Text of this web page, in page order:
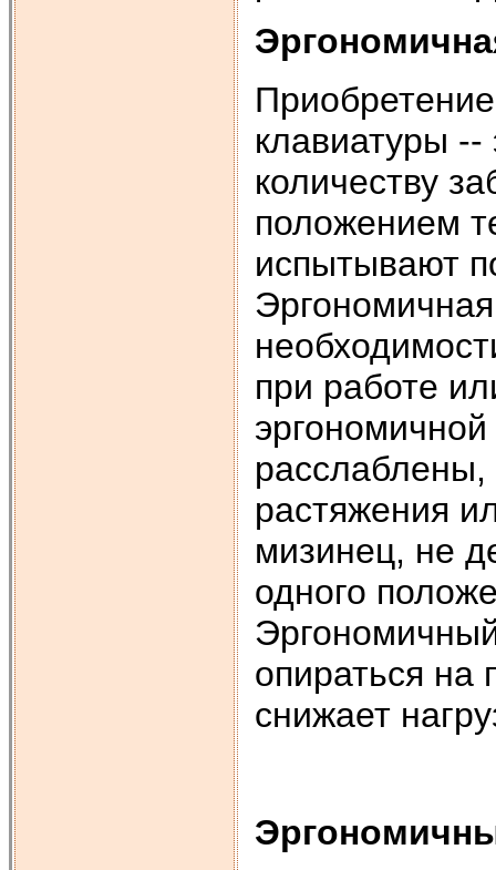
клавиатуры
количеству
положением
испытывают
при работе
расслаблены,
растяжения
мизинец, не
одного
опираться на
снижает